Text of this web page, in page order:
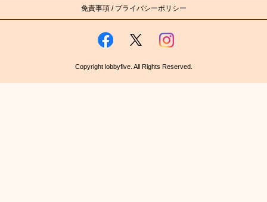
免責事項/ プライバシーポリシー
Copyright lobbyfive. All Rights Reserved.